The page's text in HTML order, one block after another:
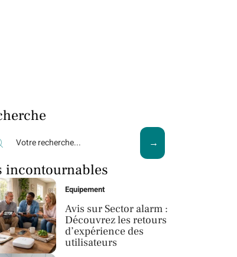
incontournables
Equipement
Avis sur Sector alarm :
Découvrez les retours
d’expérience des
utilisateurs